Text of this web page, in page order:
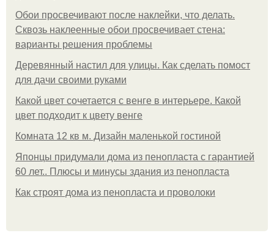
Обои просвечивают после наклейки, что делать.
Сквозь наклеенные обои просвечивает стена:
варианты решения проблемы
Деревянный настил для улицы. Как сделать помост
для дачи своими руками
Какой цвет сочетается с венге в интерьере. Какой
цвет подходит к цвету венге
Комната 12 кв м. Дизайн маленькой гостиной
Японцы придумали дома из пенопласта с гарантией
60 лет.. Плюсы и минусы здания из пенопласта
Как строят дома из пенопласта и проволоки